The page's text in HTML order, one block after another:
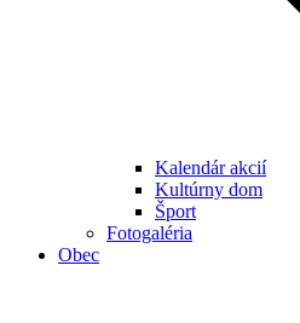
Kalendár akcií
Kultúrny dom
Šport
Fotogaléria
Obec